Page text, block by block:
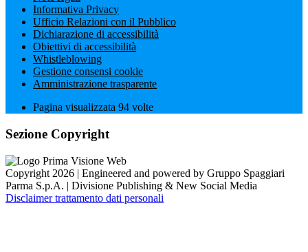
Informativa Privacy
Ufficio Relazioni con il Pubblico
Dichiarazione di accessibilità
Obiettivi di accessibilità
Whistleblowing
Gestione consensi cookie
Amministrazione trasparente
Pagina visualizzata 94 volte
Sezione Copyright
Copyright 2026 | Engineered and powered by Gruppo Spaggiari
Parma S.p.A. | Divisione Publishing & New Social Media
Disclaimer trattamento dati personali